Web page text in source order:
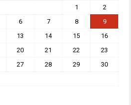
1
2
6 7 8
9
13 14 15
16
20 21 22
23
27 28 29
30